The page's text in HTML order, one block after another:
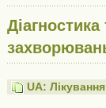
UA: